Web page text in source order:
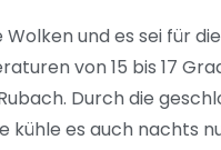
Wolken und es sei für
von 15 bis 17
Durch die
kühle es auch nachts